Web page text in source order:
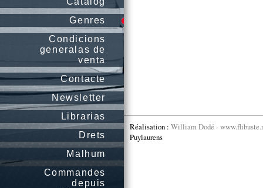
Genres
Condicions
generalas de
venta
Contacte
Newsletter
Librarias
Drets
Malhum
Commandes
depuis
Réalisation : William Dodé -
Puylaurens